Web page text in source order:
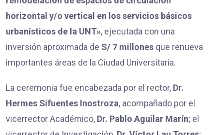
horizontal y/o vertical en los servicios básicos
urbanísticos de la UNT», ejecutada con una
inversión aproximada de S/ 7 millones que renueva
importantes áreas de la Ciudad Universitaria.
La ceremonia fue encabezada por el rector, Dr.
Hermes Sifuentes Inostroza, acompañado por el
vicerrector Académico, Dr. Pablo Aguilar Marín; el